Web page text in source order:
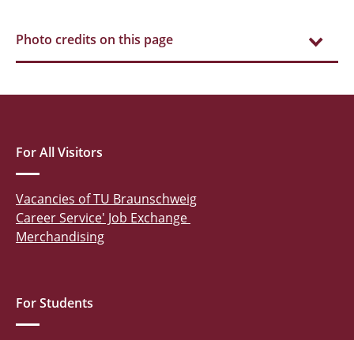
Photo credits on this page
For All Visitors
Vacancies of TU Braunschweig
Career Service' Job Exchange
Merchandising
For Students